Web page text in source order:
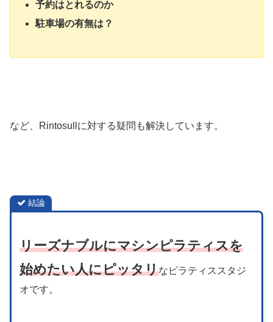
予約はとれるのか
駐車場の有無は？
など、Rintosullに対する疑問も解決しています。
結論
リーズナブルにマシンピラティスを
始めたい人にピッタリなピラティススタジ
オです。